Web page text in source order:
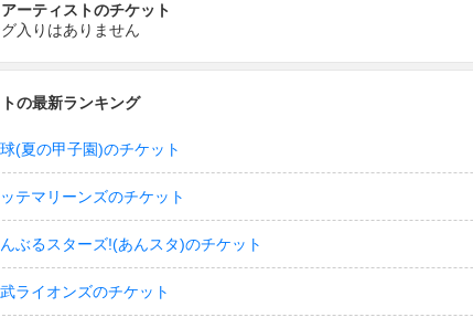
ーティストのチケット
入りはありません
の最新ランキング
(夏の甲子園)のチケット
テマリーンズのチケット
ぶるスターズ!(あんスタ)のチケット
ライオンズのチケット